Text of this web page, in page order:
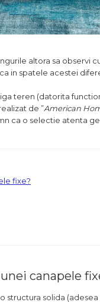
altora sa observi
in spatele acestei
teren (datorita
de ”American
ca o selectie atenta
fixe?
canapele
structura solida